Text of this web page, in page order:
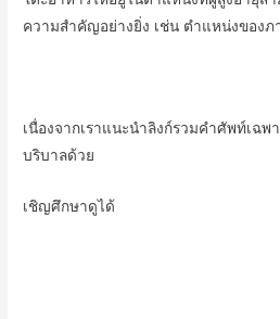
ความสำคัญอย่างยิ่ง เช่น ตำแหน่งของภ
เนื่องจากเราแนะนำลิงก์รวมคำศัพท์เฉ
บริบาลด้วย
เชิญศึกษาดูได้